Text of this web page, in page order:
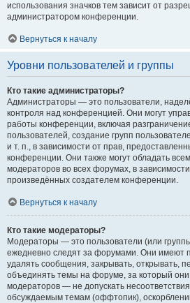
использования значков тем зависит от
администратором конференции.
Вернуться к началу
Уровни пользователей и группы
Кто такие администраторы?
Администраторы — это пользователи,
контроля над конференцией. Они могут
работы конференции, включая
пользователей, создание групп
и т. п., в зависимости от прав,
конференции. Они также могут обладать
модераторов во всех форумах, в
произведённых создателем конференции.
Вернуться к началу
Кто такие модераторы?
Модераторы — это пользователи (или
ежедневно следят за форумами. Они имеют
удалять сообщения, закрывать, открывать,
объединять темы на форуме, за который
модераторов — не допускать
обсуждаемым темам (оффтопик),